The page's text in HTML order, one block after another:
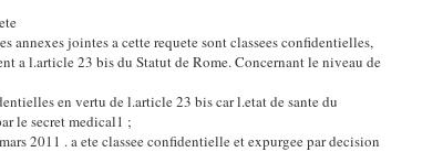
annexes jointes a cette requete sont classees confidentielles,
a l.article 23 bis du Statut de Rome. Concernant le niveau de
en vertu de l.article 23 bis car l.etat de sante du
le secret medical1 ;
2011 . a ete classee confidentielle et expurgee par decision